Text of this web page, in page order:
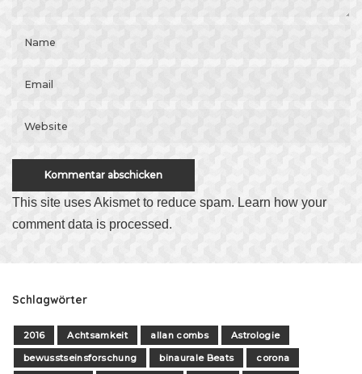
This site uses Akismet to reduce spam. Learn how your
comment data is processed.
Schlagwörter
2016 Achtsamkeit allan combs
Astrologie
bewusstseinsforschung
binaurale Beats
corona